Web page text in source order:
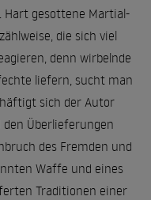
Hart gesottene Martial-
die sich viel
denn wirbelnde
liefern, sucht man
sich der Autor
Überlieferungen
des Fremden und
Waffe und eines
Traditionen einer